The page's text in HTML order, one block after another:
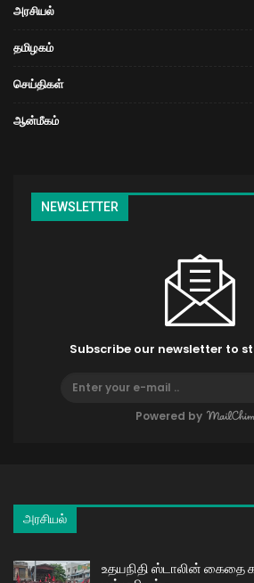
அரசியல்
தமிழகம்
செய்திகள்
ஆன்மீகம்
NEWSLETTER
Subscribe our newsletter to
Powered by
அரசியல்
உதயநிதி ஸ்டாலின் கைதை